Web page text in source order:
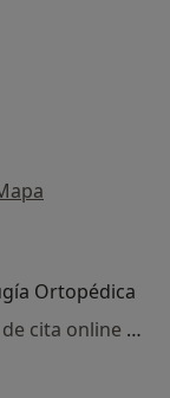
Ortopédica
Este especialista no ofrece reserva de cita online en esta dirección.